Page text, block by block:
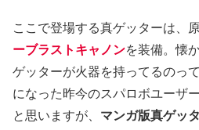
ここで登場する真ゲッターは、
ーブラストキャノンを装備。懐
ゲッターが火器を持ってるのっ
になった昨今のスパロボユーザ
と思いますが、 マンガ版真ゲッ